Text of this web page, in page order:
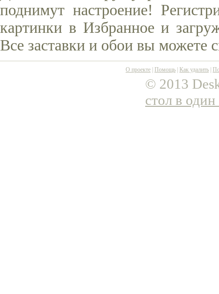
поднимут настроение!
картинки в Избранное и
Все заставки и обои вы можете
О проекте Помощь Как удалить
© 2013
стол в